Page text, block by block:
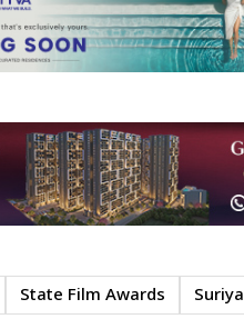
State Film Awards Suriya